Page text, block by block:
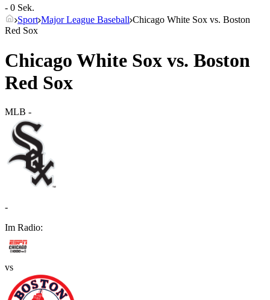
- 0 Sek.
Sport Major League Baseball Chicago White Sox vs. Boston
Red Sox
Chicago White Sox vs. Boston
Red Sox
MLB -
-
Im Radio:
vs